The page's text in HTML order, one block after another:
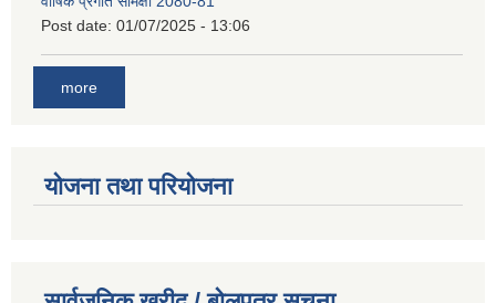
Post date: 01/07/2025 - 13:06
more
योजना तथा परियोजना